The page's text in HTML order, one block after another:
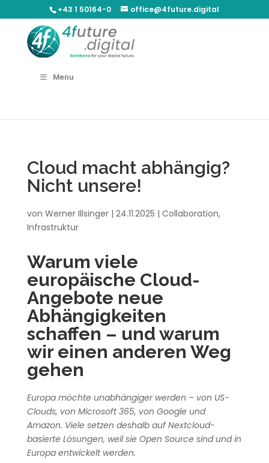
+43 1 50164-0 office@4future.digital
Menu
Cloud macht abhängig?
Nicht unsere!
von Werner Illsinger| 24.11.2025 | Collaboration,
Infrastruktur
Warum viele
europäische Cloud-
Angebote neue
Abhängigkeiten
schaffen – und warum
wir einen anderen Weg
gehen
Europa möchte unabhängiger werden – von US-
Clouds, von Microsoft 365, von Google und
Amazon. Viele setzen deshalb auf Nextcloud-
basierte Lösungen, weil sie Open Source sind und in
Europa entwickelt werden.